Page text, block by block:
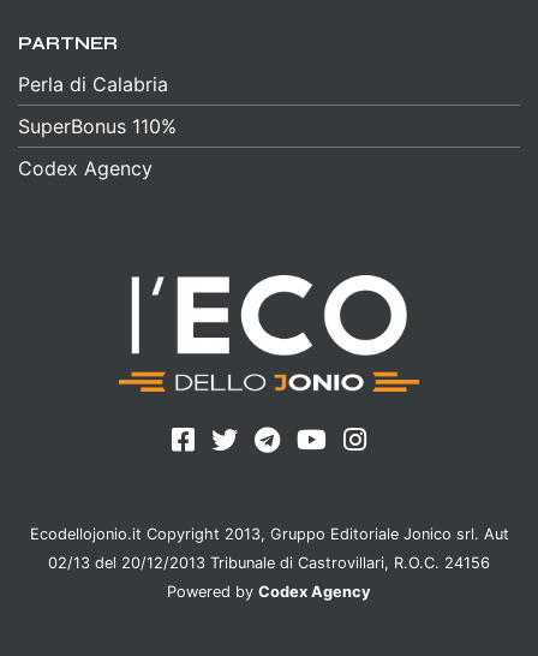
PARTNER
Perla di Calabria
SuperBonus 110%
Codex Agency
Ecodellojonio.it Copyright 2013, Gruppo Editoriale Jonico srl. Aut
02/13 del 20/12/2013 Tribunale di Castrovillari, R.O.C. 24156
Powered by Codex Agency